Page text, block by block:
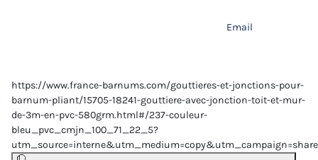
Email
https://www.france-barnums.com/gouttieres-et-jonctions-pour-
barnum-pliant/15705-18241-gouttiere-avec-jonction-toit-et-mur-
de-3m-en-pvc-580grm.html#/237-couleur-
bleu_pvc_cmjn_100_71_22_5?